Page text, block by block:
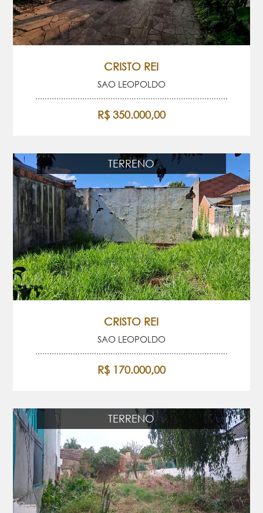
CRISTO REI
SAO LEOPOLDO
R$ 350.000,00
TERRENO
CRISTO REI
SAO LEOPOLDO
R$ 170.000,00
TERRENO